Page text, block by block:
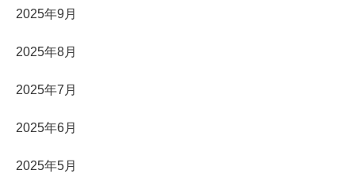
2025年9月
2025年8月
2025年7月
2025年6月
2025年5月